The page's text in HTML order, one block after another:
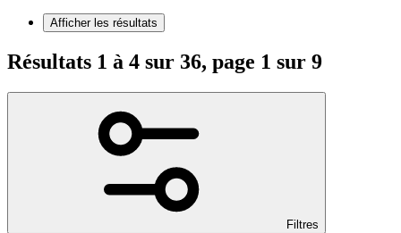
Afficher les résultats
Résultats 1 à 4 sur 36, page 1 sur 9
Filtres